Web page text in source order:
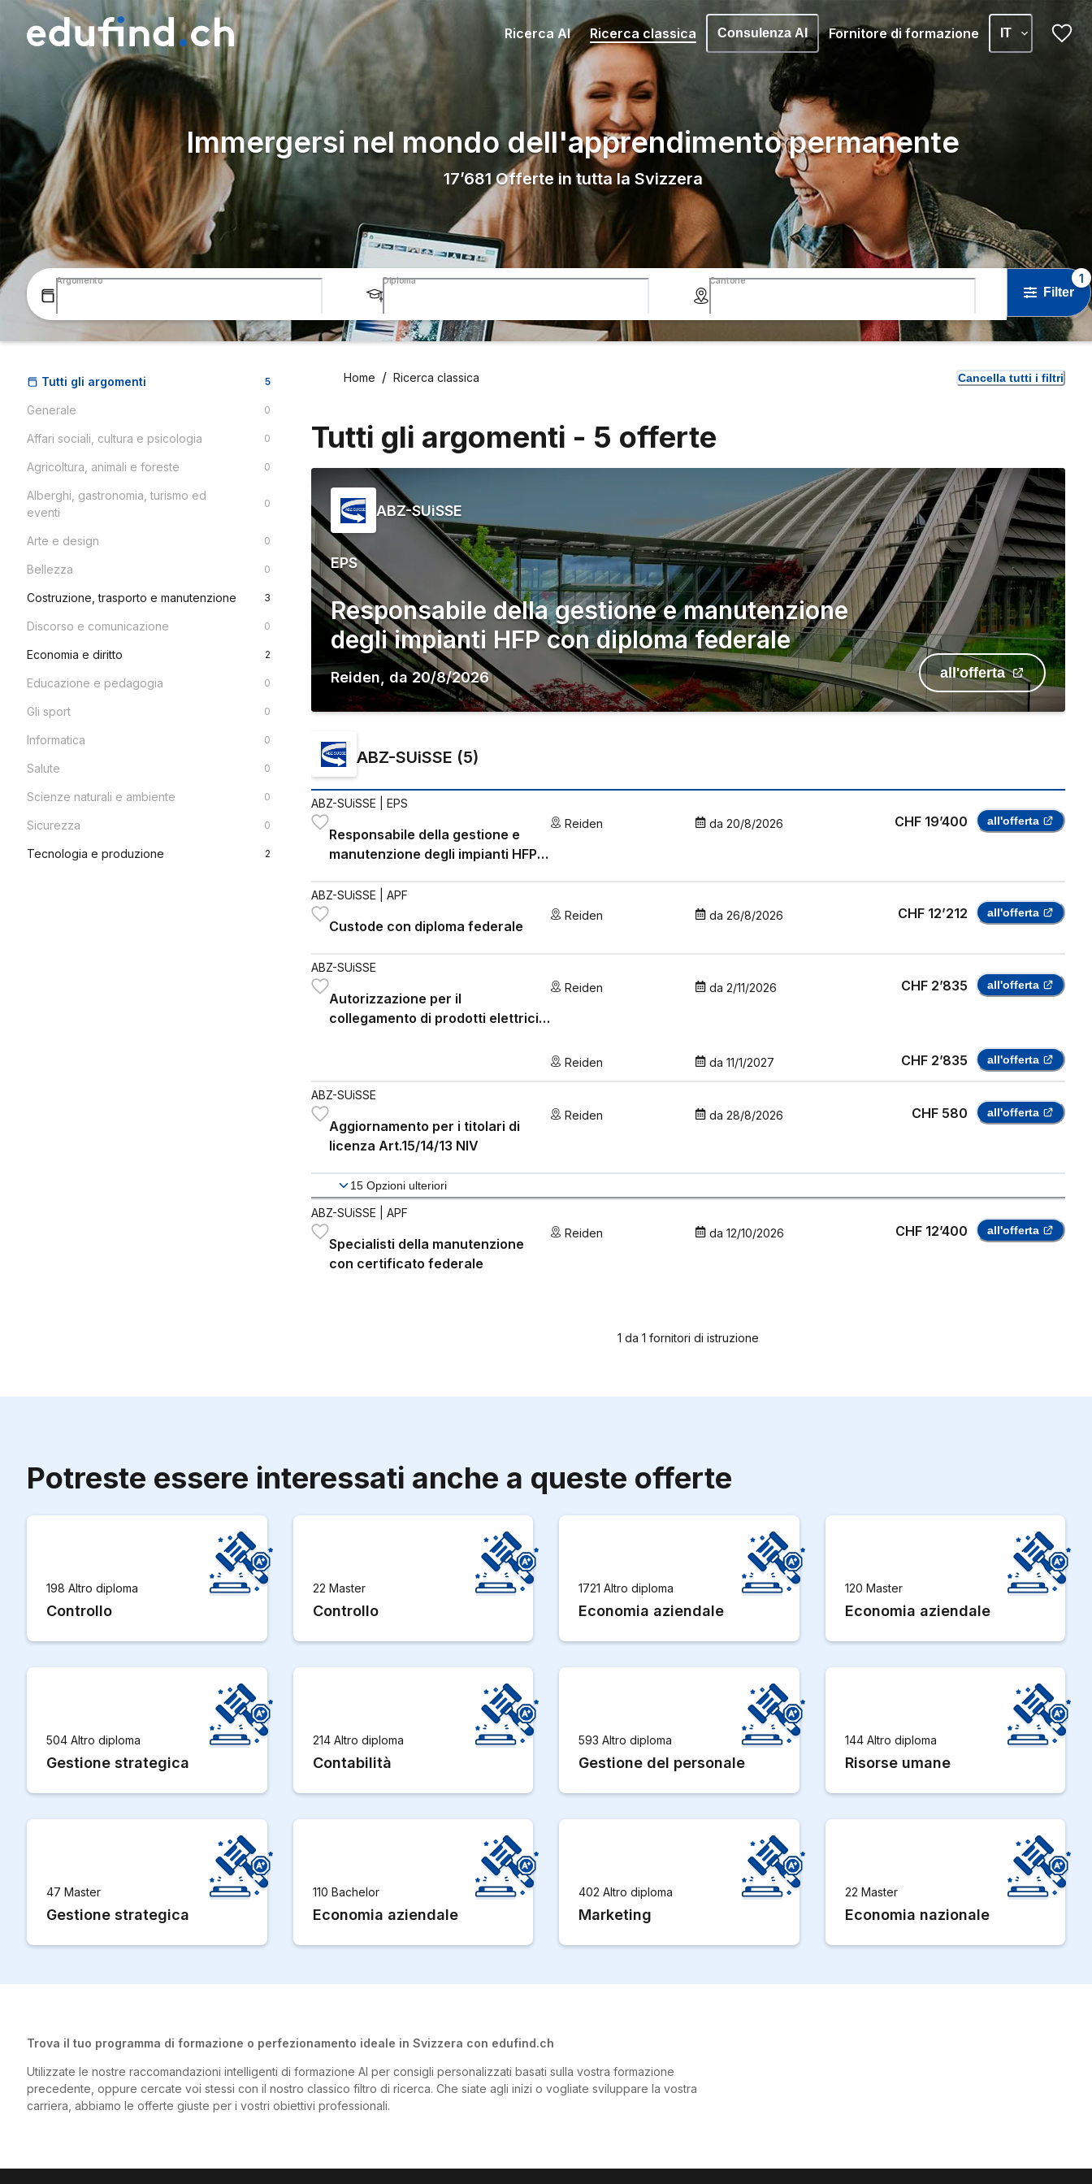
Ricerca AI Ricerca classica Consulenza AI Fornitore di formazione IT
Immergersi nel mondo dell'apprendimento permanente
17’681 Offerte in tutta la Svizzera
Argomento Diploma Cantone
Filter
1
Tutti gli argomenti 5
Generale 0
Affari sociali, cultura e psicologia 0
Agricoltura, animali e foreste 0
Alberghi, gastronomia, turismo ed
eventi
0
Arte e design 0
Bellezza 0
Costruzione, trasporto e manutenzione 3
Discorso e comunicazione 0
Economia e diritto 2
Educazione e pedagogia 0
Gli sport 0
Informatica 0
Salute 0
Scienze naturali e ambiente 0
Sicurezza 0
Tecnologia e produzione 2
Home Ricerca classica Cancella tutti i filtri
Tutti gli argomenti - 5 offerte
ABZ-SUiSSE
EPS
Responsabile della gestione e manutenzione
degli impianti HFP con diploma federale
Reiden da 20/8/2026 all'offerta
ABZ-SUiSSE (5)
ABZ-SUiSSE | EPS
Responsabile della gestione e
manutenzione degli impianti HFP
Reiden da 20/8/2026 CHF 19’400 all'offerta
ABZ-SUiSSE | APF
Custode con diploma federale
Reiden da 26/8/2026 CHF 12’212 all'offerta
ABZ-SUiSSE
Autorizzazione per il
collegamento di prodotti elettrici a
Reiden da 2/11/2026 CHF 2’835 all'offerta
Reiden da 11/1/2027 CHF 2’835 all'offerta
ABZ-SUiSSE
Aggiornamento per i titolari di
licenza Art.15/14/13 NIV
Reiden da 28/8/2026 CHF 580 all'offerta
15 Opzioni ulteriori
ABZ-SUiSSE | APF
Specialisti della manutenzione
con certificato federale
Reiden da 12/10/2026 CHF 12’400 all'offerta
1 da 1 fornitori di istruzione
Potreste essere interessati anche a queste offerte
198 Altro diploma
Controllo
22 Master
Controllo
1721 Altro diploma
Economia aziendale
120 Master
Economia aziendale
504 Altro diploma
Gestione strategica
214 Altro diploma
Contabilità
593 Altro diploma
Gestione del personale
144 Altro diploma
Risorse umane
47 Master
Gestione strategica
110 Bachelor
Economia aziendale
402 Altro diploma
Marketing
22 Master
Economia nazionale
Trova il tuo programma di formazione o perfezionamento ideale in Svizzera con edufind.ch
Utilizzate le nostre raccomandazioni intelligenti di formazione AI per consigli personalizzati basati sulla vostra formazione
precedente, oppure cercate voi stessi con il nostro classico filtro di ricerca. Che siate agli inizi o vogliate sviluppare la vostra
carriera, abbiamo le offerte giuste per i vostri obiettivi professionali.